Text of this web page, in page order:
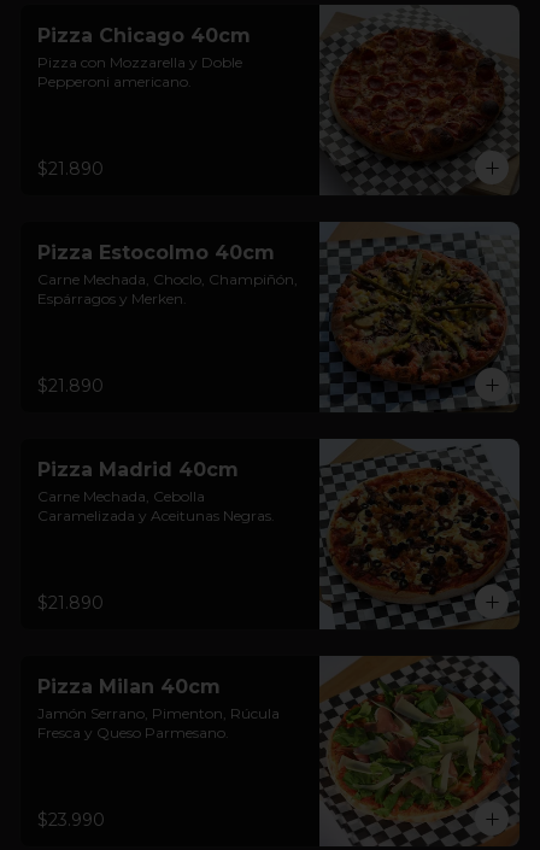
Pizza Chicago 40cm
Pizza con Mozzarella y Doble
Pepperoni americano.
$21.890
Pizza Estocolmo 40cm
Carne Mechada, Choclo, Champiñón,
Espárragos y Merken.
$21.890
Pizza Madrid 40cm
Carne Mechada, Cebolla
Caramelizada y Aceitunas Negras.
$21.890
Pizza Milan 40cm
Jamón Serrano, Pimenton, Rúcula
Fresca y Queso Parmesano.
$23.990